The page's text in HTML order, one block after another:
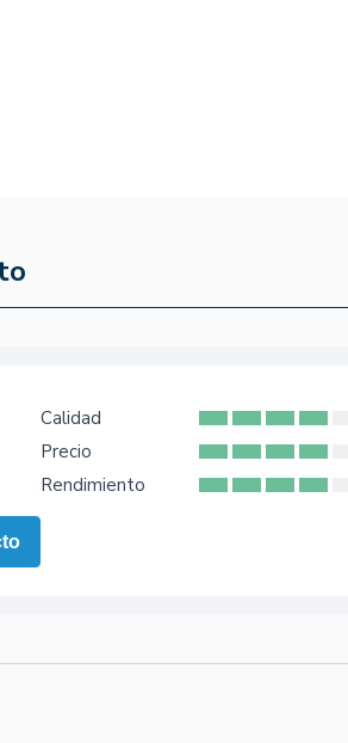
Calidad
Precio
Rendimiento